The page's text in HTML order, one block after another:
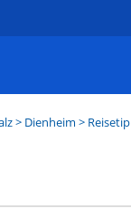
> Dienheim >